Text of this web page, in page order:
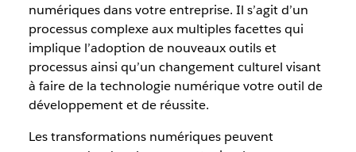
numériques dans votre entreprise. Il s’agit d’un
processus complexe aux multiples facettes qui
implique l’adoption de nouveaux outils et
processus ainsi qu’un changement culturel visant
à faire de la technologie numérique votre outil de
développement et de réussite.
Les transformations numériques peuvent